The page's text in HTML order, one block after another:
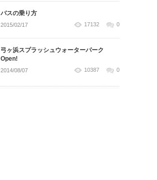
バスの乗り方
2015/02/17 17132 0
弓ヶ浜スプラッシュウォーターパーク
Open!
2014/08/07 10387 0